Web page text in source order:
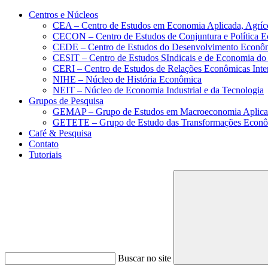
Conteúdo principal Menu principal
Centros e Núcleos
CEA – Centro de Estudos em Economia Aplicada,
CECON – Centro de Estudos de Conjuntura e Política
CEDE – Centro de Estudos do Desenvolvimento
CESIT – Centro de Estudos SIndicais e de Economia
CERI – Centro de Estudos de Relações Econômicas
NIHE – Núcleo de História Econômica
NEIT – Núcleo de Economia Industrial e da Tecnologia
Grupos de Pesquisa
GEMAP – Grupo de Estudos em Macroeconomia
GETETE – Grupo de Estudo das Transformações
Café & Pesquisa
Contato
Tutoriais
Buscar no site